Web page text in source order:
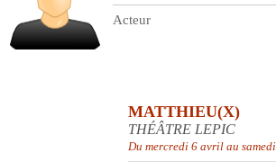
Acteur
MATTHIEU(X)
THÉÂTRE LEPIC
Du mercredi 6 avril au